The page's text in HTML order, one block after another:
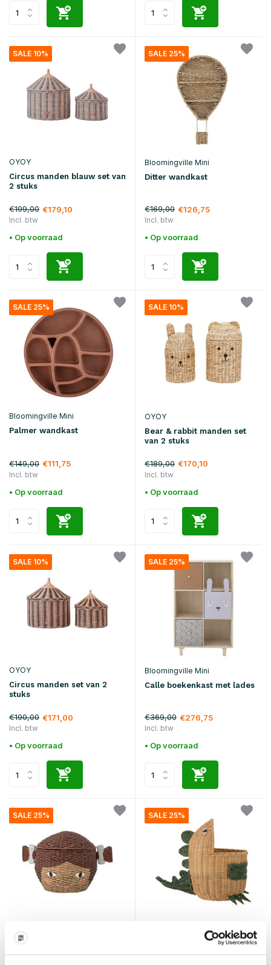
SALE 10%
OYOY
Circus manden blauw set van
2 stuks
€199,00 €179,10
Incl. btw
• Op voorraad
SALE 25%
Bloomingville Mini
Ditter wandkast
€169,00 €126,75
Incl. btw
• Op voorraad
SALE 25%
Bloomingville Mini
Palmer wandkast
€149,00 €111,75
Incl. btw
• Op voorraad
SALE 10%
OYOY
Bear & rabbit manden set
van 2 stuks
€189,00 €170,10
Incl. btw
• Op voorraad
SALE 10%
OYOY
Circus manden set van 2
stuks
€190,00 €171,00
Incl. btw
• Op voorraad
SALE 25%
Bloomingville Mini
Calle boekenkast met lades
€369,00 €276,75
Incl. btw
• Op voorraad
SALE 25%
Lill opbergmand
SALE 25%
Eddi opbergmand